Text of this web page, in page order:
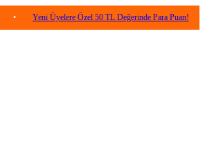
Yeni Üyelere Özel 50 TL Değerinde Para Puan! •